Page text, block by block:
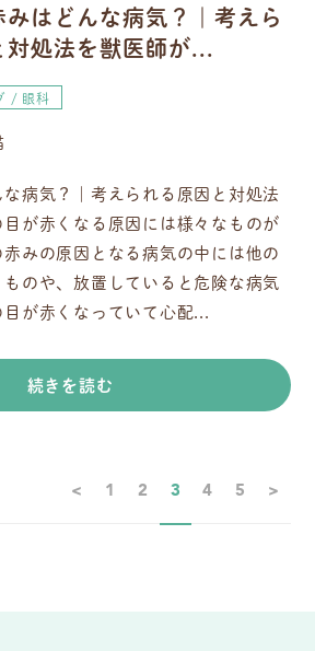
はどんな病気？｜考えら
対処法を獣医師が...
眼科
病気？｜考えられる原因と対処法
が赤くなる原因には様々なものが
みの原因となる病気の中には他の
のや、放置していると危険な病気
が赤くなっていて心配...
続きを読む
< 1 2 3 4 5 >